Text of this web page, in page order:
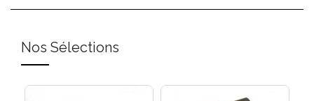
Nos Sélections